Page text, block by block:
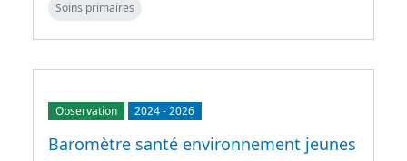
Soins primaires
Observation 2024-2026
Baromètre santé environnement jeunes